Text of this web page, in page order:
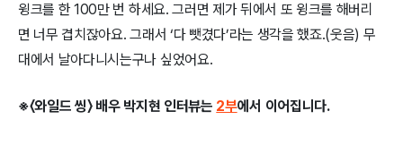
윙크를 한 100만 번 하세요. 그러면 제가 뒤에서 또 윙크를 해버리
면 너무 겹치잖아요. 그래서 ‘다 뺏겼다’라는 생각을 했죠.(웃음) 무
대에서 날아다니시는구나 싶었어요.
※〈와일드 씽〉 배우 박지현 인터뷰는 2부에서 이어집니다.